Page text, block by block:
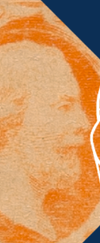
OVER ONS
Ons Team
80 jarig bestaan
CONTACT
ACCOUNT